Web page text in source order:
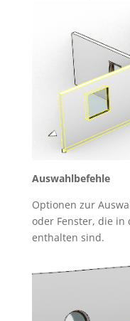
Auswahlbefehle
Optionen zur
oder Fenster, die in
enthalten sind.